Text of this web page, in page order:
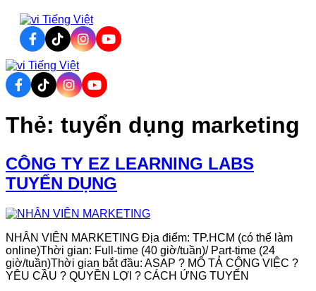
Tiếng Việt
Tiếng Việt
Thẻ: tuyển dụng marketing
CÔNG TY EZ LEARNING LABS
TUYỂN DỤNG
NHÂN VIÊN MARKETING Địa điểm: TP.HCM (có thể làm
online)Thời gian: Full-time (40 giờ/tuần)/ Part-time (24
giờ/tuần)Thời gian bắt đầu: ASAP ? MÔ TẢ CÔNG VIỆC ?
YÊU CẦU ? QUYỀN LỢI ? CÁCH ỨNG TUYỂN